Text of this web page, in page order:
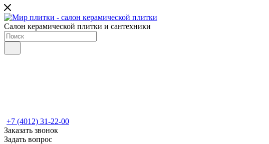
Салон керамической плитки и сантехники
+7 (4012) 31-22-00
Заказать звонок
Задать вопрос